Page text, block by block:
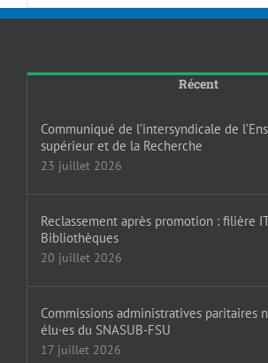
supérieur et de la Recherche
23 juillet 2026
Bibliothèques
20 juillet 2026
élu·es du SNASUB-FSU
17 juillet 2026